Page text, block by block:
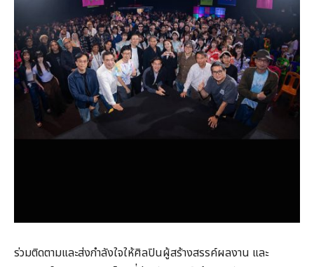
ร่วมติดตามและส่งกำลังใจให้ศิลปินผู้สร้างสรรค์ผลงาน และ